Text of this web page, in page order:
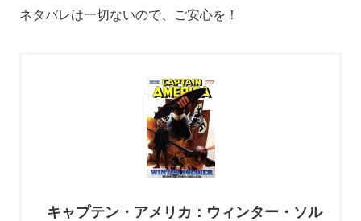
ネタバレは一切ないので、ご安心を！
キャプテン・アメリカ：ウィンター・ソル